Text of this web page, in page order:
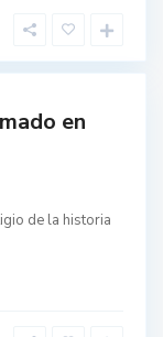
en
de la historia